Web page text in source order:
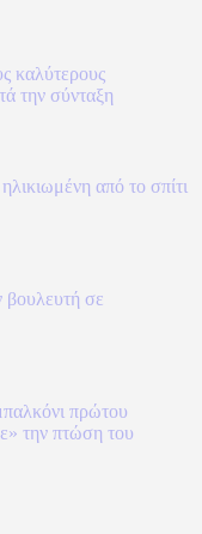
καλύτερους
την σύνταξη
από το σπίτι
βουλευτή σε
πρώτου
την πτώση του